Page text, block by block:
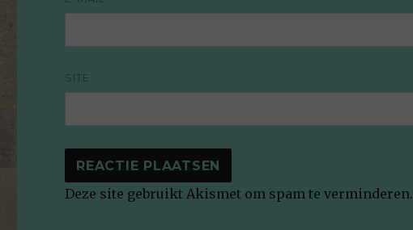
SITE
Deze site gebruikt Akismet om spam te verminderen.